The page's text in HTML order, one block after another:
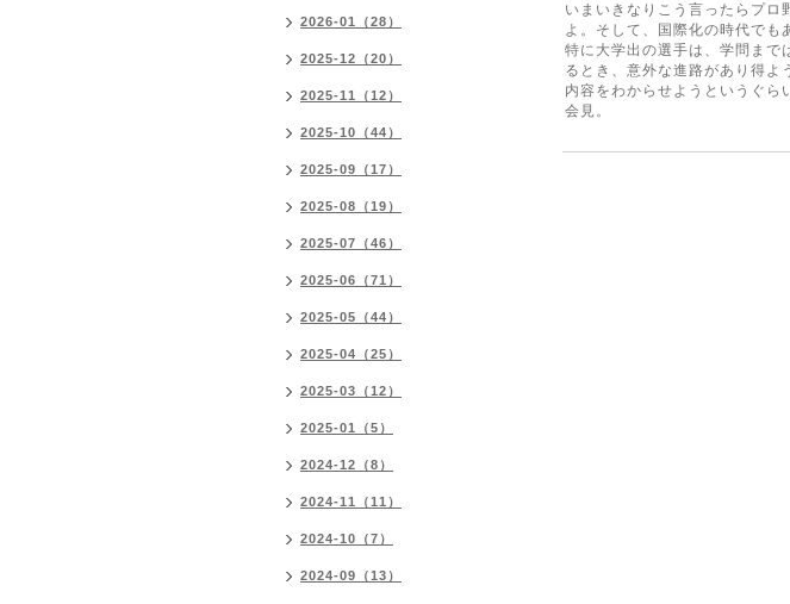
いまいきなりこう言ったらプロ
よ。そして、国際化の時代で
特に大学出の選手は、学問まで
るとき、意外な進路があり得
内容をわからせようというぐら
会見。
2026-01（28）
2025-12（20）
2025-11（12）
2025-10（44）
2025-09（17）
2025-08（19）
2025-07（46）
2025-06（71）
2025-05（44）
2025-04（25）
2025-03（12）
2025-01（5）
2024-12（8）
2024-11（11）
2024-10（7）
2024-09（13）